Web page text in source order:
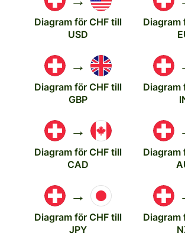
Diagram för CHF till
USD
Diagram
→
Diagram för CHF till
GBP
Diagram
→
Diagram för CHF till
CAD
Diagram
→
Diagram för CHF till
JPY
Diagram